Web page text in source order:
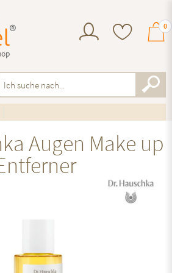
0
Augen Make up